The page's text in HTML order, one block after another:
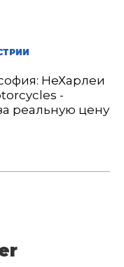
НеХарлеи
-
реальную цену